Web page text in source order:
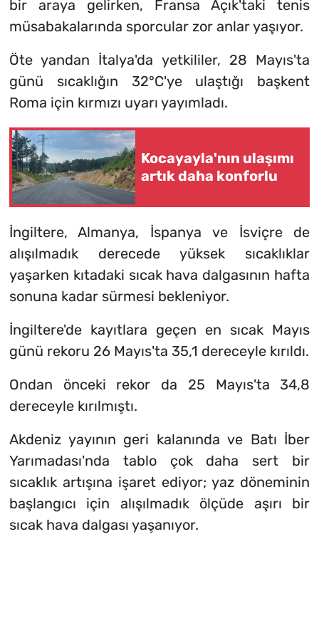
bir araya gelirken, Fransa Açık'taki tenis
müsabakalarında sporcular zor anlar yaşıyor.
Öte yandan İtalya'da yetkililer, 28 Mayıs'ta
günü sıcaklığın 32°C'ye ulaştığı başkent
Roma için kırmızı uyarı yayımladı.
Kocayayla'nın ulaşımı
artık daha konforlu
İngiltere, Almanya, İspanya ve İsviçre de
alışılmadık derecede yüksek sıcaklıklar
yaşarken kıtadaki sıcak hava dalgasının hafta
sonuna kadar sürmesi bekleniyor.
İngiltere'de kayıtlara geçen en sıcak Mayıs
günü rekoru 26 Mayıs'ta 35,1 dereceyle kırıldı.
Ondan önceki rekor da 25 Mayıs'ta 34,8
dereceyle kırılmıştı.
Akdeniz yayının geri kalanında ve Batı İber
Yarımadası'nda tablo çok daha sert bir
sıcaklık artışına işaret ediyor; yaz döneminin
başlangıcı için alışılmadık ölçüde aşırı bir
sıcak hava dalgası yaşanıyor.